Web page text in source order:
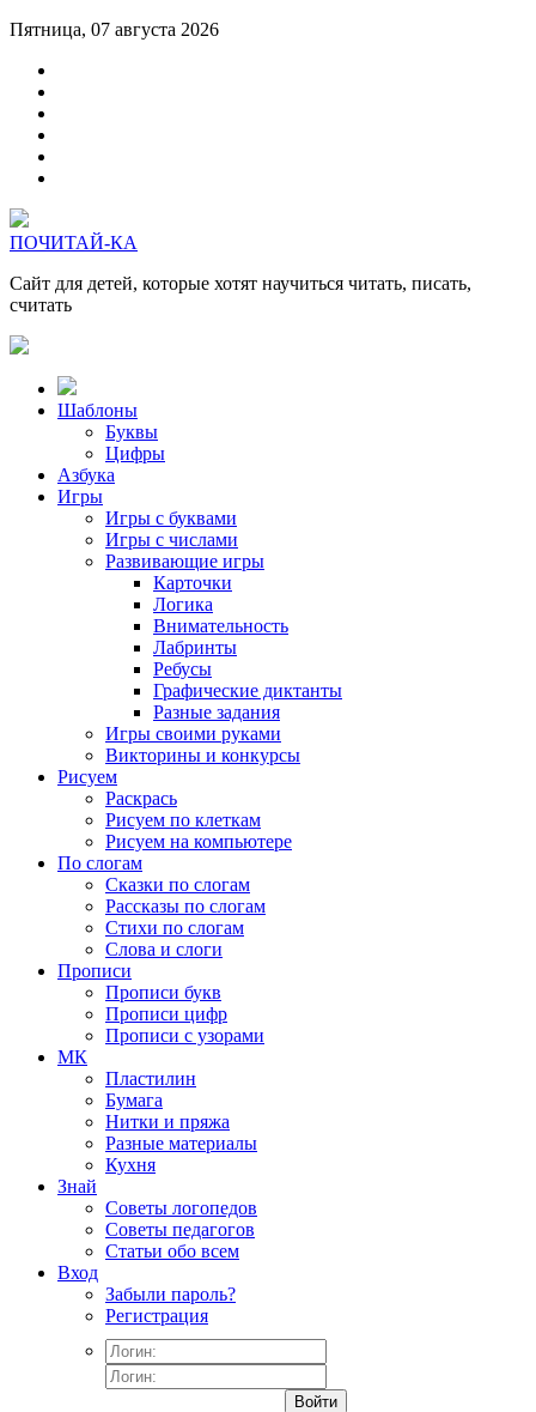
Пятница, 07 августа 2026
ПОЧИТАЙ-КА
Сайт для детей, которые хотят научиться читать, писать,
считать
Шаблоны
Буквы
Цифры
Азбука
Игры
Игры с буквами
Игры с числами
Развивающие игры
Карточки
Логика
Внимательность
Лабринты
Ребусы
Графические диктанты
Разные задания
Игры своими руками
Викторины и конкурсы
Рисуем
Раскрась
Рисуем по клеткам
Рисуем на компьютере
По слогам
Сказки по слогам
Рассказы по слогам
Стихи по слогам
Слова и слоги
Прописи
Прописи букв
Прописи цифр
Прописи с узорами
МК
Пластилин
Бумага
Нитки и пряжа
Разные материалы
Кухня
Знай
Советы логопедов
Советы педагогов
Статьи обо всем
Вход
Забыли пароль?
Регистрация
Войти